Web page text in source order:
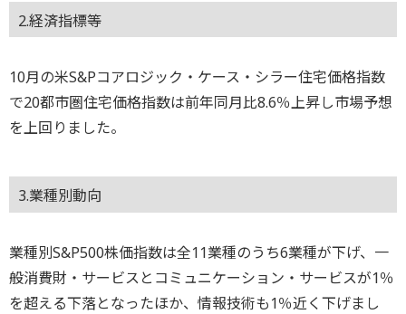
2.経済指標等
10月の米S&Pコアロジック・ケース・シラー住宅価格指数
で20都市圏住宅価格指数は前年同月比8.6％上昇し市場予想
を上回りました。
3.業種別動向
業種別S&P500株価指数は全11業種のうち6業種が下げ、一
般消費財・サービスとコミュニケーション・サービスが1％
を超える下落となったほか、情報技術も1％近く下げまし